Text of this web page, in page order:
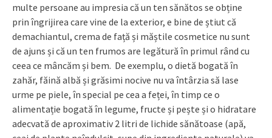
multe persoane au impresia că un ten sănătos se obține
prin îngrijirea care vine de la exterior, e bine de știut că
demachiantul, crema de față și măștile cosmetice nu sunt
de ajuns și că un ten frumos are legătură în primul rând cu
ceea ce mâncăm și bem. De exemplu, o dietă bogată în
zahăr, făină albă și grăsimi nocive nu va întârzia să lase
urme pe piele, în special pe cea a feței, în timp ce o
alimentație bogată în legume, fructe și pește și o hidratare
adecvată de aproximativ 2 litri de lichide sănătoase (apă,